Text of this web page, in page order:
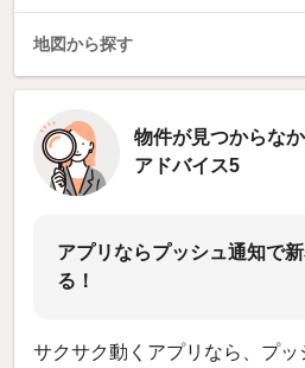
地図から探す
物件が見つからな
アドバイス5
アプリならプッシュ通知で
る！
サクサク動くアプリなら、プ